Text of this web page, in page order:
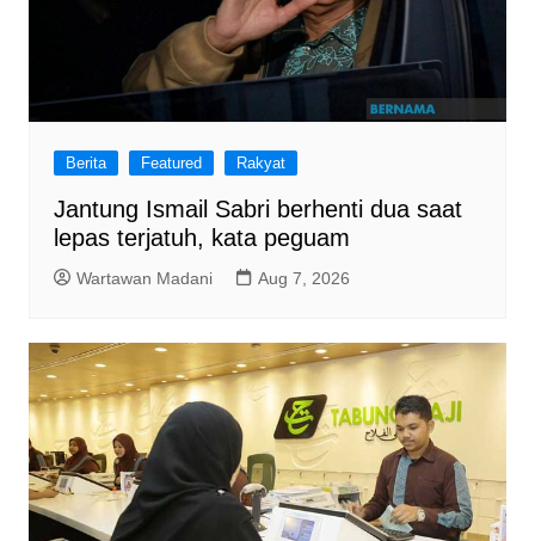
Berita Featured Rakyat
Jantung Ismail Sabri berhenti dua saat
lepas terjatuh, kata peguam
Wartawan Madani Aug 7, 2026